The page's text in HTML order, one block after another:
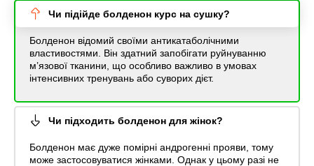
Чи підійде болденон курс на сушку?
Болденон відомий своїми антикатаболічними
властивостями. Він здатний запобігати руйнуванню
м’язової тканини, що особливо важливо в умовах
інтенсивних тренувань або суворих дієт.
Чи підходить болденон для жінок?
Болденон має дуже помірні андрогенні прояви, тому
може застосовуватися жінками. Однак у цьому разі не